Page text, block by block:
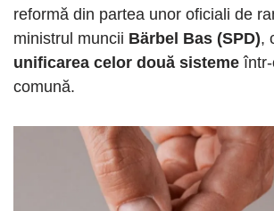
reformă din partea unor oficiali de
ministrul muncii Bärbel Bas (SPD),
unificarea celor două sisteme
comună.